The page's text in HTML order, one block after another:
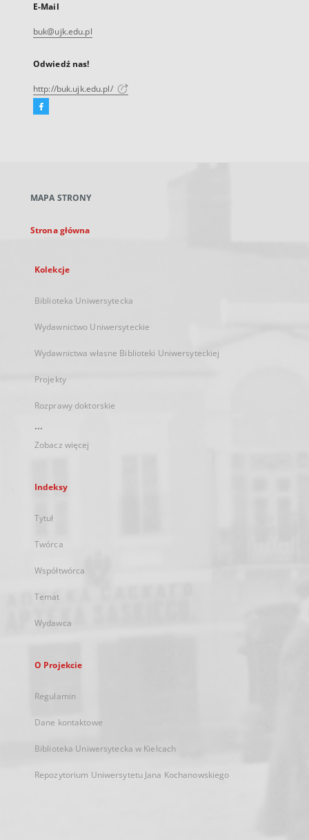
E-Mail
buk@ujk.edu.pl
Odwiedź nas!
http://buk.ujk.edu.pl/
Facebook
karcie
MAPA STRONY
Strona główna
Kolekcje
Biblioteka Uniwersytecka
Wydawnictwo Uniwersyteckie
Wydawnictwa własne Biblioteki Uniwersyteckiej
Projekty
Rozprawy doktorskie
...
Zobacz więcej
Indeksy
Tytuł
Twórca
Współtwórca
Temat
Wydawca
O Projekcie
Regulamin
Dane kontaktowe
Biblioteka Uniwersytecka w Kielcach
Repozytorium Uniwersytetu Jana Kochanowskiego